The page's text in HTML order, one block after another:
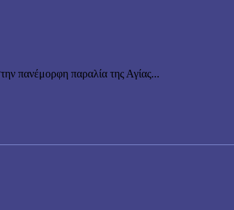
πανέμορφη παραλία της Αγίας...